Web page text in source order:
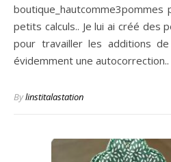
petits calculs.. Je lui ai créé des
pour travailler les additions
évidemment une
Bylinstitalastation